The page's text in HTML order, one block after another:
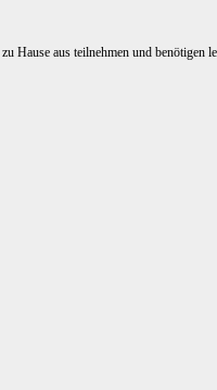
Hause aus teilnehmen und